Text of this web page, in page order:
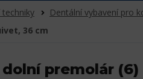
Dentální vybavení pro
36 cm
premolár